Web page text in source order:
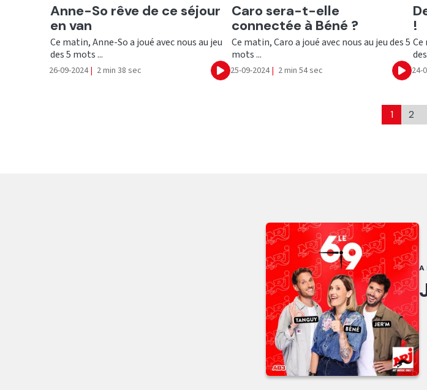
Ecouter
Anne-So rêve de ce séjour
en van
Ce matin, Anne-So a joué avec nous au jeu
des 5 mots ...
26-09-2024 | 2 min 38 sec Ecouter
Ecouter
Caro sera-t-elle
connectée à Béné ?
Ce matin, Caro a joué avec nous au jeu des 5
mots ...
25-09-2024 | 2 min 54 sec
!
Ce
24-
1 2
A